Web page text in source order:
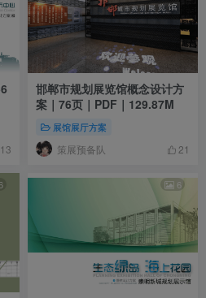
13
邯郸市规划展览馆概念设计方
案｜76页｜PDF｜129.87M
展馆展厅方案
策展预备队 21
6